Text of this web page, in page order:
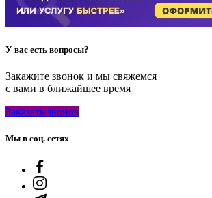
У вас есть вопросы?
Закажите звонок и мы свяжемся
с вами в ближайшее время
Заказать звонок
Мы в соц. сетях